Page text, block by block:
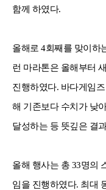
함께 하였다.
올해로 4회째를 맞이하
런 마라톤은 올해부터
진행하였다. 바다게임
해 기존보다 수치가 낮
달성하는 등 뜻깊은 결
올해 행사는 총 33명의
임을 진행하였다. 최대